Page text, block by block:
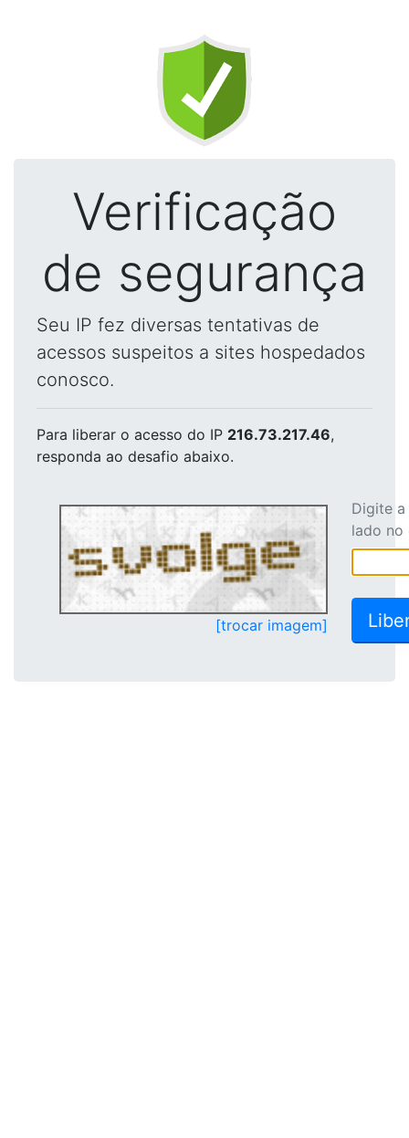
Verificação
de segurança
Seu IP fez diversas tentativas de
acessos suspeitos a sites hospedados
conosco.
Para liberar o acesso do IP 216.73.217.46,
responda ao desafio abaixo.
[trocar imagem]
Digite
lado no